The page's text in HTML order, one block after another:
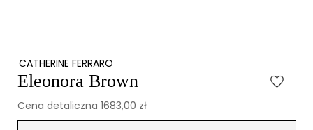
CATHERINE FERRARO
Eleonora Brown
Cena detaliczna 1683,00 zł